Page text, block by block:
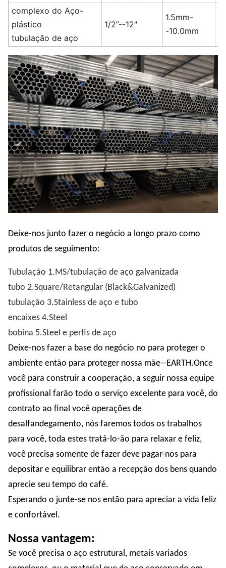
complexo do Aço-
plástico
tubulação de aço
1/2”--12"
1.5mm-
-10.0mm
Deixe-nos junto fazer o negócio a longo prazo como
produtos de seguimento:
Tubulação 1.MS/tubulação de aço galvanizada
tubo 2.Square/Retangular (Black&Galvanized)
tubulação 3.Stainless de aço e tubo
encaixes 4.Steel
bobina 5.Steel e perfis de aço
Deixe-nos fazer a base do negócio no para proteger o
ambiente então para proteger nossa mãe--EARTH.Once
você para construir a cooperação, a seguir nossa equipe
profissional farão todo o serviço excelente para você, do
contrato ao final você operações de
desalfandegamento, nós faremos todos os trabalhos
para você, toda estes tratá-lo-ão para relaxar e feliz,
você precisa somente de fazer deve pagar-nos para
depositar e equilibrar então a recepção dos bens quando
aprecie seu tempo do café.
Esperando o junte-se nos então para apreciar a vida feliz
e confortável.
Nossa vantagem:
Se você precisa o aço estrutural, metais variados